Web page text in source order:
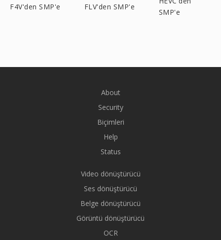
F4V'den SMP'e FLV'den SMP'e
SMP'e
About
Security
Biçimleri
Help
Status
Video dönüştürücü
Ses dönüştürücü
Belge dönüştürücü
Görüntü dönüştürücü
OCR